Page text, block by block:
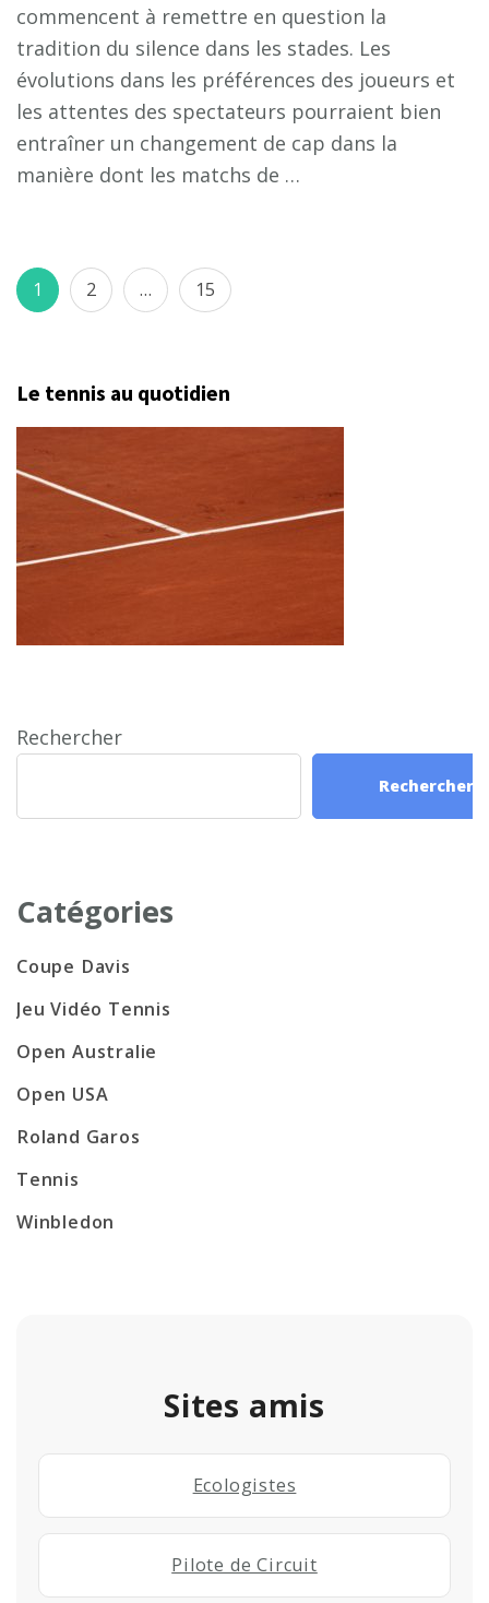
commencent à remettre en question la
tradition du silence dans les stades. Les
évolutions dans les préférences des joueurs et
les attentes des spectateurs pourraient bien
entraîner un changement de cap dans la
manière dont les matchs de …
Pagination
des
Page
1 Page
2 … Page
15
Le tennis au quotidien
Rechercher
Rechercher
Catégories
Coupe Davis
Jeu Vidéo Tennis
Open Australie
Open USA
Roland Garos
Tennis
Winbledon
Sites amis
Ecologistes
Pilote de Circuit